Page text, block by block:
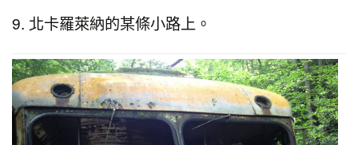
9. 北卡羅萊納的某條小路上。